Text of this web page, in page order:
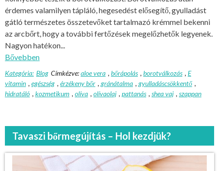
érdemes valamilyen tápláló, hegesedést elősegítő, gyulladást
gátló természetes összetevőket tartalmazó krémmel bekenni
az arcbőrt, hogy a további fertőzések megelőzhetők legyenek.
Nagyon hatékon...
Bővebben
Kategória: Blog Címkézve:aloe vera , bőrápolás , borotválkozás , E
vitamin , egészség , érzékeny bőr , gránátalma , gyulladáscsökkentő ,
hidratáló , kozmetikum , olíva , olívaolaj , pattanás , shea vaj , szappan
Tavaszi bőrmegújítás – Hol kezdjük?